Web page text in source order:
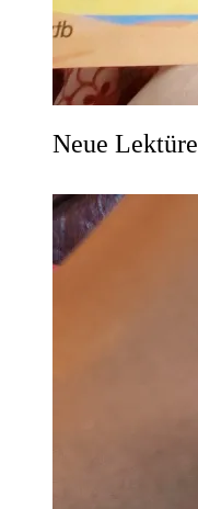
Neue Lektüre